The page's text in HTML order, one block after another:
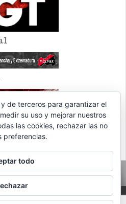
THEME: EVENTBRITE SINGLE EVENT
de terceros para garantizar el
su uso y mejorar nuestros
las cookies, rechazar las no
preferencias.
todo